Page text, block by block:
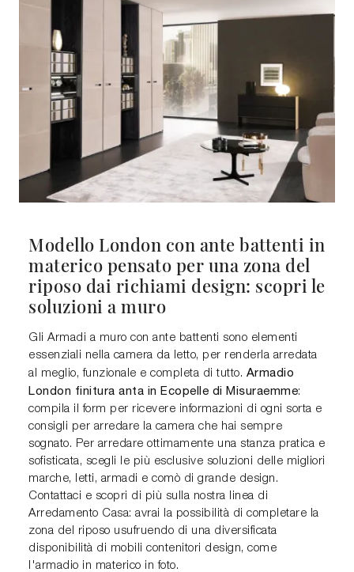
Modello London con ante battenti in
materico pensato per una zona del
riposo dai richiami design: scopri le
soluzioni a muro
Gli Armadi a muro con ante battenti sono elementi
essenziali nella camera da letto, per renderla arredata
al meglio, funzionale e completa di tutto. Armadio
London finitura anta in Ecopelle di Misuraemme:
compila il form per ricevere informazioni di ogni sorta e
consigli per arredare la camera che hai sempre
sognato. Per arredare ottimamente una stanza pratica e
sofisticata, scegli le più esclusive soluzioni delle migliori
marche, letti, armadi e comò di grande design.
Contattaci e scopri di più sulla nostra linea di
Arredamento Casa: avrai la possibilità di completare la
zona del riposo usufruendo di una diversificata
disponibilità di mobili contenitori design, come
l'armadio in materico in foto.